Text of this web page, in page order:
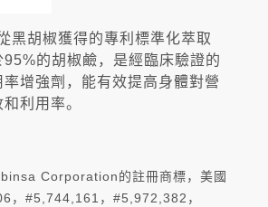
黑胡椒獲得的專利標準化萃取
的胡椒鹼，是經臨床驗證的
增強劑，能有效提高身體對營
利用率。
Corporation的註冊商標，美國
，#5,744,161，#5,972,382，